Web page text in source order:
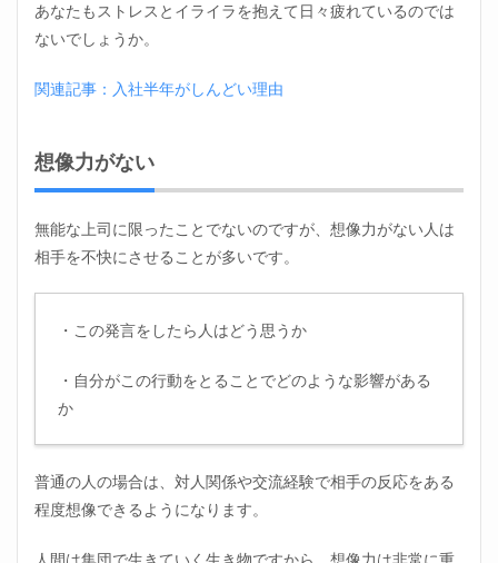
心身
とも
気に
なる
ある
2.2
その
もの
ばい
2.3
つか
肯定
感が
下が
あなたもストレスとイライラを抱えて日々疲れているのでは
ないでしょうか。
関連記事：入社半年がしんどい理由
想像力がない
無能な上司に限ったことでないのですが、想像力がない人は
相手を不快にさせることが多いです。
・この発言をしたら人はどう思うか
・自分がこの行動をとることでどのような影響がある
か
普通の人の場合は、対人関係や交流経験で相手の反応をある
程度想像できるようになります。
人間は集団で生きていく生き物ですから、想像力は非常に重